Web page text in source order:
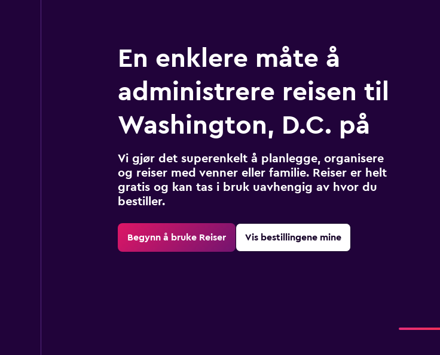
En enklere måte å
administrere reisen til
Washington, D.C. på
Vi gjør det superenkelt å planlegge, organisere
og reiser med venner eller familie. Reiser er helt
gratis og kan tas i bruk uavhengig av hvor du
bestiller.
Begynn å bruke Reiser Vis bestillingene mine